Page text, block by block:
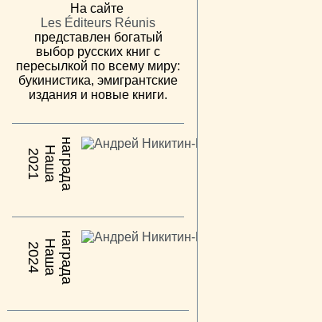
На сайте
Les Éditeurs Réunis
представлен богатый
выбор русских книг с
пересылкой по всему миру:
букинистика, эмигрантские
издания и новые книги.
2021 Н
а
ш
ан
а
г
р
а
да
2024 Н
а
ш
ан
а
г
р
а
да